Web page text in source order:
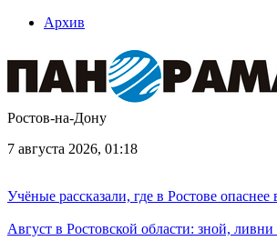
Архив
Ростов-на-Дону
7 августа 2026, 01:18
Учёные рассказали, где в Ростове
Август в Ростовской области: зной,